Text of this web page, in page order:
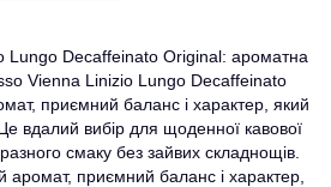
Lungo Decaffeinato Original: ароматна
Vienna Linizio Lungo Decaffeinato
приємний баланс і характер, який
вдалий вибір для щоденної кавової
смаку без зайвих складнощів.
аромат, приємний баланс і характер,